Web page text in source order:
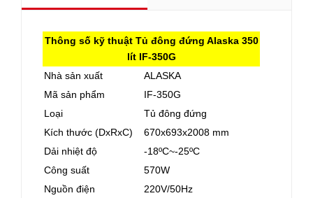
Thông số kỹ thuật Tủ đông đứng Alaska 350
lít IF-350G
Nhà sản xuất
ALASKA
Mã sản phẩm
IF-350G
Loại
Tủ đông đứng
Kích thước (DxRxC)
670x693x2008 mm
Dải nhiệt độ
-18ºC~-25ºC
Công suất
570W
Nguồn điện
220V/50Hz